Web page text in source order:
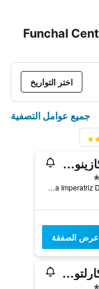
اختر التواريخ
جميع عوامل التصفية
فندق وكازينو بيستانا كازينو بارك
Rua Imperatriz D. Amélia, 55, فونشال, جزر ماديرا, البرتغال
عرض الصفقة
بيستانا كارلتون ماديرا أوشن ريزورت هوتل